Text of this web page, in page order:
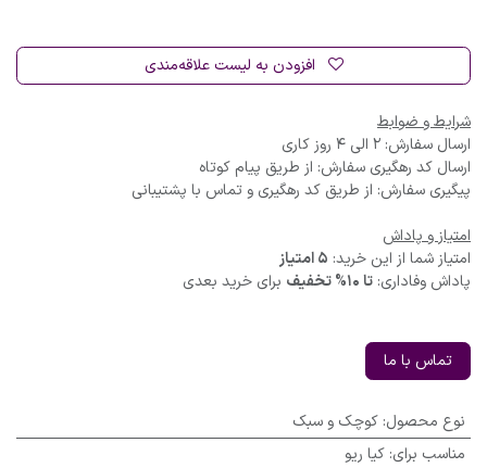
افزودن به لیست علاقه‌مندی
شرایط و ضوابط
ارسال سفارش: 2 الی 4 روز کاری
ارسال کد رهگیری سفارش: از طریق پیام کوتاه
پیگیری سفارش: از طریق کد رهگیری و تماس با پشتیبانی
امتیاز و پاداش
امتیاز شما از این خرید: 5 امتیاز
پاداش وفاداری: تا 10% تخفیف برای خرید بعدی
تماس با ما
نوع محصول: کوچک و سبک
مناسب برای: کیا ریو